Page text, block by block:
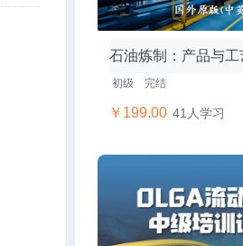
石油炼制：产品与
初级 完结
￥199.00 41人学习